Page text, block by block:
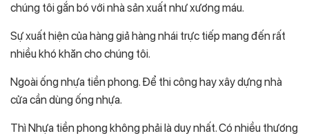
chúng tôi gắn bó với nhà sản xuất như xương máu.
Sự xuất hiện của hàng giả hàng nhái trực tiếp mang đến rất
nhiều khó khăn cho chúng tôi.
Ngoài ống nhựa tiền phong. Để thi công hay xây dựng nhà
cửa cần dùng ống nhựa.
Thì Nhựa tiền phong không phải là duy nhất. Có nhiều thương